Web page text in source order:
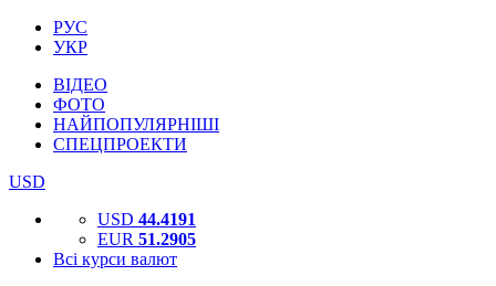
РУС
УКР
ВІДЕО
ФОТО
НАЙПОПУЛЯРНІШІ
СПЕЦПРОЕКТИ
USD
USD 44.4191
EUR 51.2905
Всі курси валют